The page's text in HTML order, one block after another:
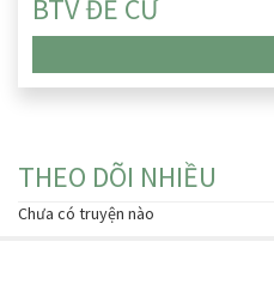
BTV ĐỀ CỬ
THEO DÕI NHIỀU
Chưa có truyện nào